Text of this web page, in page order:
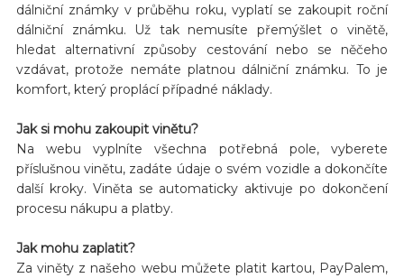
dálniční známky v průběhu roku, vyplatí se zakoupit roční
dálniční známku. Už tak nemusíte přemýšlet o vinětě,
hledat alternativní způsoby cestování nebo se něčeho
vzdávat, protože nemáte platnou dálniční známku. To je
komfort, který proplácí případné náklady.
Jak si mohu zakoupit vinětu?
Na webu vyplníte všechna potřebná pole, vyberete
příslušnou vinětu, zadáte údaje o svém vozidle a dokončíte
další kroky. Viněta se automaticky aktivuje po dokončení
procesu nákupu a platby.
Jak mohu zaplatit?
Za viněty z našeho webu můžete platit kartou, PayPalem,